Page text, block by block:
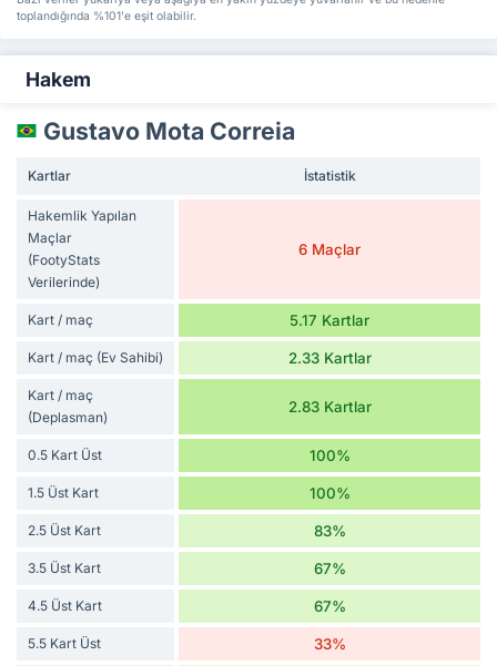
toplandığında %101'e eşit olabilir.
Hakem
Gustavo Mota Correia
Kartlar İstatistik
Hakemlik Yapılan
Maçlar
(FootyStats
Verilerinde)
6 Maçlar
Kart / maç 5.17 Kartlar
Kart / maç (Ev Sahibi) 2.33 Kartlar
Kart / maç
(Deplasman)
2.83 Kartlar
0.5 Kart Üst 100%
1.5 Üst Kart 100%
2.5 Üst Kart 83%
3.5 Üst Kart 67%
4.5 Üst Kart 67%
5.5 Kart Üst 33%